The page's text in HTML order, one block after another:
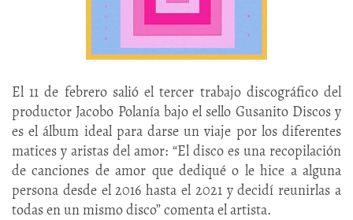
El 11 de febrero salió el tercer trabajo discográfico del
productor Jacobo Polanía bajo el sello Gusanito Discos y
es el álbum ideal para darse un viaje por los diferentes
matices y aristas del amor: “El disco es una recopilación
de canciones de amor que dediqué o le hice a alguna
persona desde el 2016 hasta el 2021 y decidí reunirlas a
todas en un mismo disco” comenta el artista.